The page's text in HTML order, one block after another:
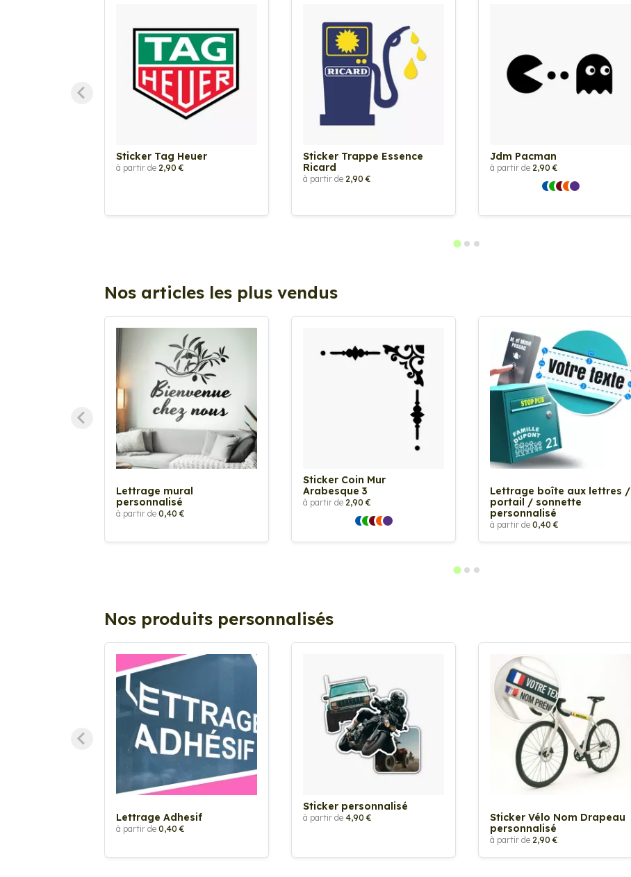
Sticker Tag Heuer
à partir de 2,90 €
Sticker Trappe Essence
Ricard
à partir de 2,90 €
Jdm Pacman
à partir de 2,90 €
Nos articles les plus vendus
Lettrage mural
personnalisé
à partir de 0,40 €
Sticker Coin Mur
Arabesque 3
à partir de 2,90 €
Lettrage boîte aux lettres /
portail / sonnette
personnalisé
à partir de 0,40 €
Nos produits personnalisés
Lettrage Adhesif
à partir de 0,40 €
Sticker personnalisé
à partir de 4,90 €
Sticker Vélo Nom Drapeau
personnalisé
à partir de 2,90 €